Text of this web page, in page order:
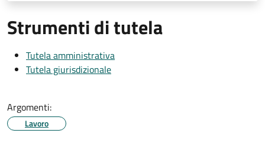
Strumenti di tutela
Tutela amministrativa
Tutela giurisdizionale
Argomenti:
Lavoro